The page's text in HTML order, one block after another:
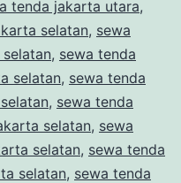
tenda jakarta utara,
selatan, sewa
, sewa tenda
selatan, sewa tenda
, sewa tenda
selatan, sewa
selatan, sewa tenda
selatan, sewa tenda